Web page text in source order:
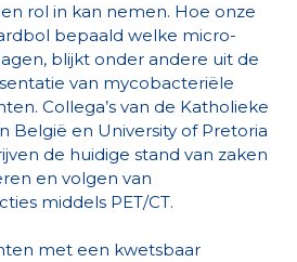
rol in kan nemen. Hoe onze
bepaald welke micro-
blijkt onder andere uit de
van mycobacteriële
Collega’s van de Katholieke
België en University of Pretoria
de huidige stand van zaken
en volgen van
middels PET/CT.
met een kwetsbaar